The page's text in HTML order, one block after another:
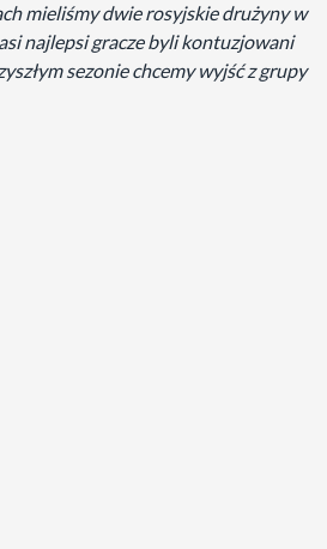
mieliśmy dwie rosyjskie drużyny w
najlepsi gracze byli kontuzjowani
sezonie chcemy wyjść z grupy